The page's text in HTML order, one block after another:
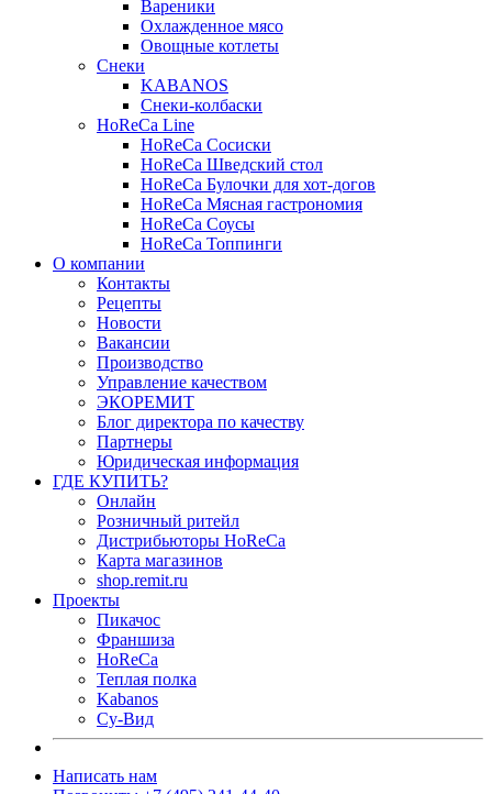
Вареники
Охлажденное мясо
Овощные котлеты
Снеки
KABANOS
Снеки-колбаски
HoReCa Line
HoReCa Сосиски
HoReCa Шведский стол
HoReCa Булочки для хот-догов
HoReCa Мясная гастрономия
HoReCa Соусы
HoReCa Топпинги
О компании
Контакты
Рецепты
Новости
Вакансии
Производство
Управление качеством
ЭКОРЕМИТ
Блог директора по качеству
Партнеры
Юридическая информация
ГДЕ КУПИТЬ?
Онлайн
Розничный ритейл
Дистрибьюторы HoReCa
Карта магазинов
shop.remit.ru
Проекты
Пикачос
Франшиза
HoReCa
Теплая полка
Kabanos
Су-Вид
Написать нам